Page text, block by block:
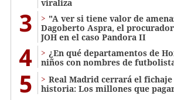
viraliza
3
"A ver si tiene valor de
Dagoberto Aspra, el
JOH en el caso Pandora II
4
¿En qué departamentos de
niños con nombres de
5
Real Madrid cerrará el fichaje
historia: Los millones que